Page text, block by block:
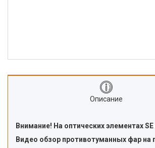
Описание
Внимание! На оптических элементах
Видео обзор противотуманных фар на